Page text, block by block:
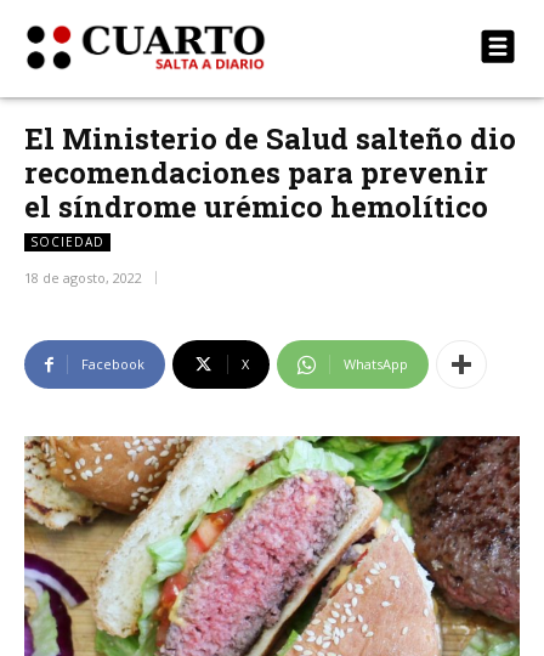
El Ministerio de Salud salteño dio
recomendaciones para prevenir
el síndrome urémico hemolítico
SOCIEDAD
18 de agosto, 2022
Facebook X WhatsApp